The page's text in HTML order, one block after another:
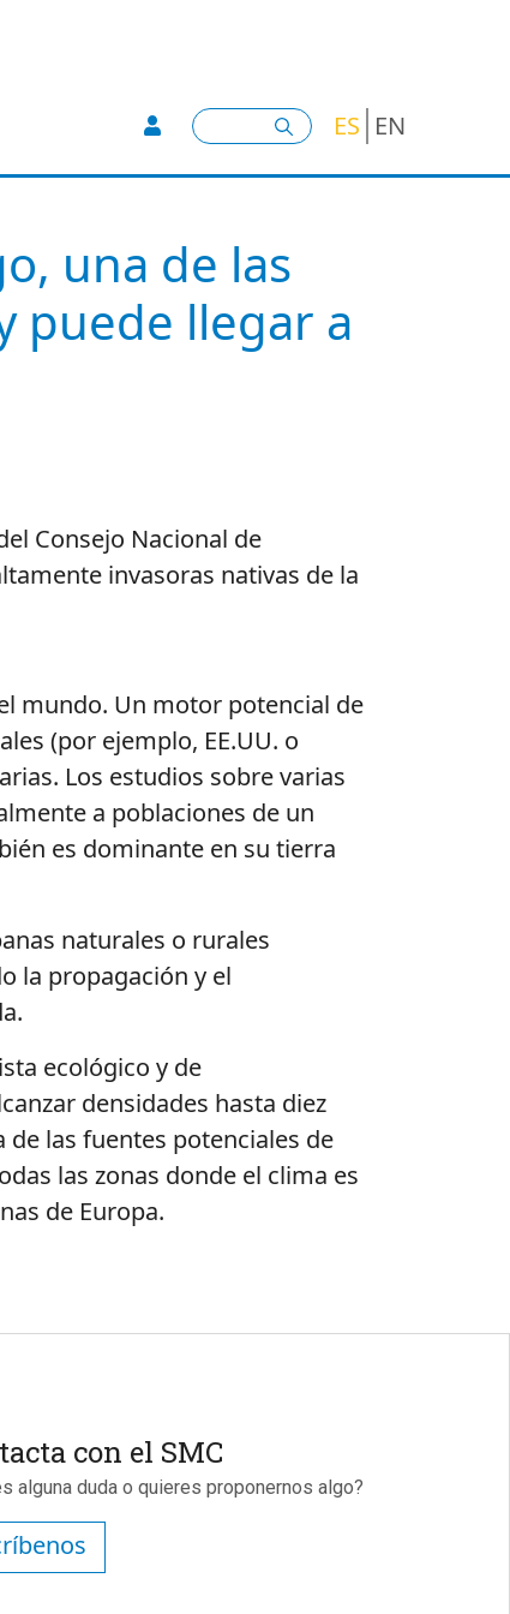
User account menu
Buscar ES EN
una de las
puede llegar a
Consejo Nacional de
invasoras nativas de la
mundo. Un motor potencial de
(por ejemplo, EE.UU. o
Los estudios sobre varias
a poblaciones de un
es dominante en su tierra
naturales o rurales
la propagación y el
ecológico y de
densidades hasta diez
las fuentes potenciales de
las zonas donde el clima es
de Europa.
con el SMC
alguna duda o quieres proponernos algo?